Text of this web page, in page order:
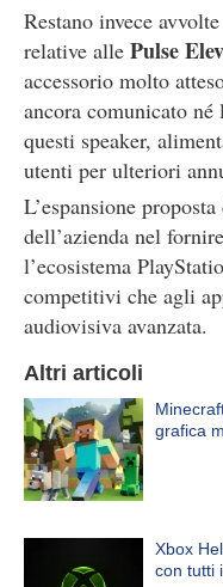
Restano invece
relative alle Pulse
accessorio molto
ancora comunicato
questi speaker,
utenti per ulteriori
L’espansione
dell’azienda nel
l’ecosistema
competitivi che agli
audiovisiva avanzata.
Altri articoli
grafica
Xbox
con tutti